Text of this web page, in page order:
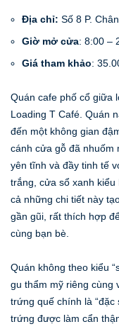
Địa chỉ: Số 8 P.
Giờ mở cửa: 8:00 –
Giá tham khảo:
Quán cafe phố cổ giữa
Loading T Café. Quán
đến một không gian
cánh cửa gỗ đã nhuốm
yên tĩnh và đầy tinh tế
trắng, cửa sổ xanh
cả những chi tiết này
gần gũi, rất thích hợp
cùng bạn bè.
Quán không theo kiểu
gu thẩm mỹ riêng cùng
trứng quế chính là “đặc
trứng được làm cẩn